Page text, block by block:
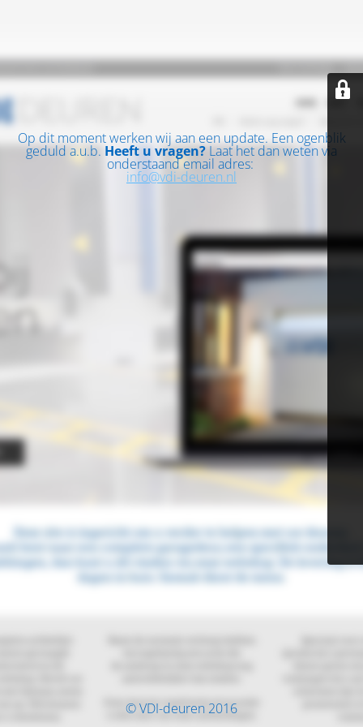
Op dit moment werken wij aan een update. Een ogenblik
geduld a.u.b. Heeft u vragen? Laat het dan weten via
onderstaand email adres:
info@vdi-deuren.nl
© VDI-deuren 2016